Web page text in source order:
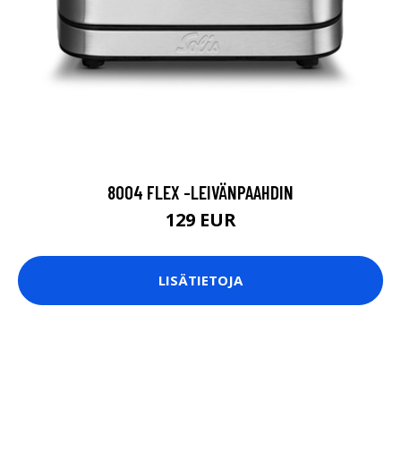
8004 FLEX -LEIVÄNPAAHDIN
129 EUR
LISÄTIETOJA